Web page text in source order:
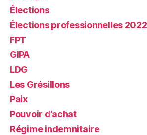
Élections
Élections professionnelles 2022
FPT
GIPA
LDG
Les Grésillons
Paix
Pouvoir d'achat
Régime indemnitaire